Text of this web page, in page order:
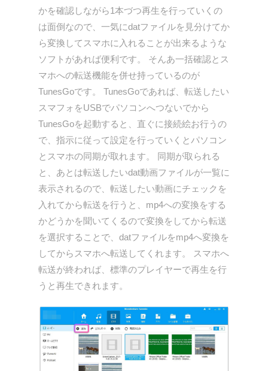
かを確認しながら1本づつ再生を行っていくの
は面倒なので、一気にdatファイルを見分けてか
ら変換してスマホに入れることが出来るような
ソフトがあれば便利です。 そんあ一括確認とス
マホへの転送機能を併せ持っているのが
TunesGoです。 TunesGoであれば、転送したい
スマフォをUSBでパソコンへつないでから
TunesGoを起動すると、直ぐに接続絵お行うの
で、指示に従って設定を行っていくとパソコン
とスマホの同期が取れます。 同期が取られる
と、あとは転送したいdat動画ファイルが一覧に
表示されるので、転送したい動画にチェックを
入れてから転送を行うと、mp4への変換をする
かどうかを聞いてくるので変換をしてから転送
を選択することで、datファイルをmp4へ変換を
してからスマホへ転送してくれます。 スマホへ
転送が終われば、標準のプレイヤーで再生を行
うと再生できれます。